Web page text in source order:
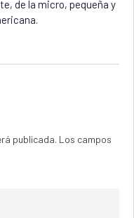
de la micro, pequeña y
publicada. Los campos